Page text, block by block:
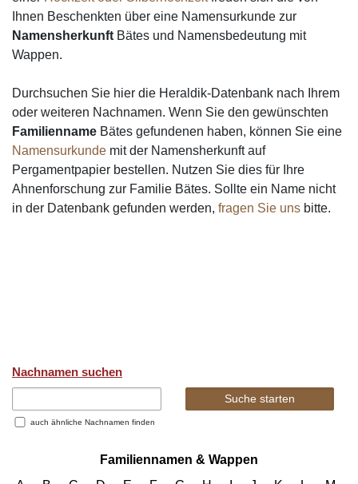
Ihnen Beschenkten über eine Namensurkunde zur
Namensherkunft Bätes und Namensbedeutung mit
Wappen.
Durchsuchen Sie hier die Heraldik-Datenbank nach Ihrem
oder weiteren Nachnamen. Wenn Sie den gewünschten
Familienname Bätes gefundenen haben, können Sie eine
Namensurkunde mit der Namensherkunft auf
Pergamentpapier bestellen. Nutzen Sie dies für Ihre
Ahnenforschung zur Familie Bätes. Sollte ein Name nicht
in der Datenbank gefunden werden, fragen Sie uns bitte.
Nachnamen suchen
auch ähnliche Nachnamen finden
Familiennamen & Wappen